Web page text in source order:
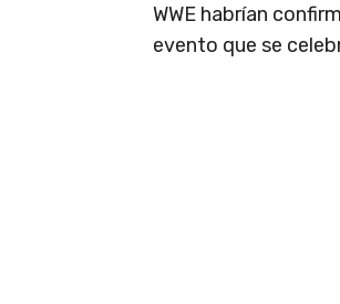
WWE habrían
evento que se